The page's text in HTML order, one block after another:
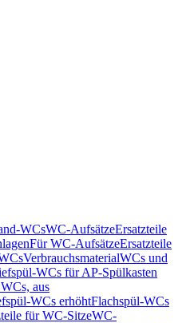
WCsWC-AufsätzeErsatzteile
Für WC-AufsätzeErsatzteile
VerbrauchsmaterialWCs und
WCs für AP-Spülkasten
aus
WCs erhöhtFlachspül-WCs
für WC-SitzeWC-